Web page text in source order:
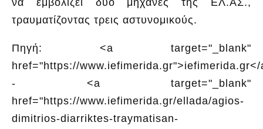
τραυματίζοντας τρεις αστυνομικούς.
Πηγή: <a target="_blank"
href="https://www.iefimerida.gr">iefimerida.gr</
- <a target="_blank"
href="https://www.iefimerida.gr/ellada/agios-
dimitrios-diarriktes-traymatisan-